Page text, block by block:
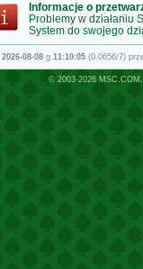
Informacje o
Problemy w działaniu
System do swojego
2026-08-08g.11:10:05(0.0656/7)
© 2003-2026